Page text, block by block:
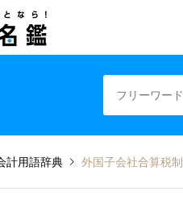
計用語辞典 外国子会社合算税制